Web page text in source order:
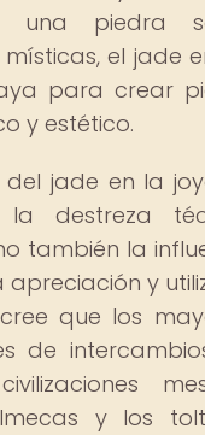
una piedra
el jade
para crear
y estético.
del jade en la
la destreza
también la
apreciación y
que los
de
y los